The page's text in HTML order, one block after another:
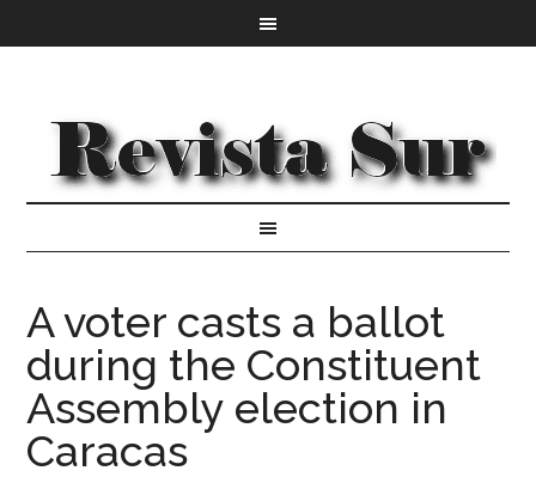
A voter casts a ballot
during the Constituent
Assembly election in
Caracas